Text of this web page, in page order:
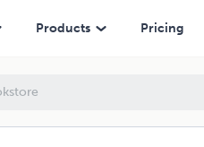
Products Pricing